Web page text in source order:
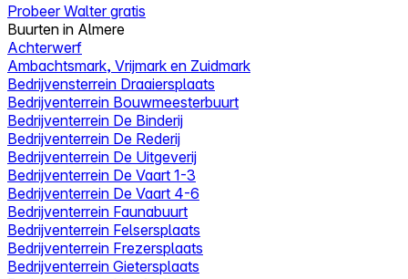
Probeer Walter gratis
Buurten in Almere
Achterwerf
Ambachtsmark, Vrijmark en Zuidmark
Bedrijvensterrein Draaiersplaats
Bedrijventerrein Bouwmeesterbuurt
Bedrijventerrein De Binderij
Bedrijventerrein De Rederij
Bedrijventerrein De Uitgeverij
Bedrijventerrein De Vaart 1-3
Bedrijventerrein De Vaart 4-6
Bedrijventerrein Faunabuurt
Bedrijventerrein Felsersplaats
Bedrijventerrein Frezersplaats
Bedrijventerrein Gietersplaats